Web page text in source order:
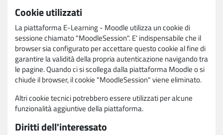
Cookie utilizzati
La piattaforma E-Learning - Moodle utilizza un cookie di
sessione chiamato "MoodleSession". E' indispensabile che il
browser sia configurato per accettare questo cookie al fine di
garantire la validità della propria autenticazione navigando tra
le pagine. Quando ci si scollega dalla piattaforma Moodle o si
chiude il browser, il cookie "MoodleSession" viene eliminato.
Altri cookie tecnici potrebbero essere utilizzati per alcune
funzionalità aggiuntive della piattaforma.
Diritti dell'interessato